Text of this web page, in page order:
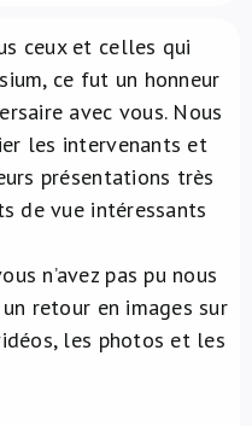
ceux et celles qui
ce fut un honneur
avec vous. Nous
les intervenants et
présentations très
de vue intéressants
n’avez pas pu nous
retour en images sur
les photos et les